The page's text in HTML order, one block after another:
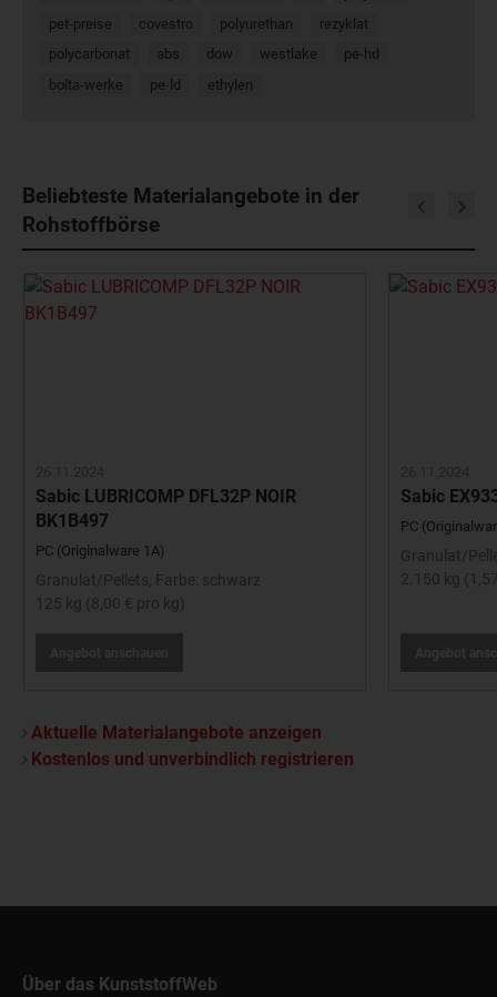
pet-preise
covestro polyurethan
rezyklat
polycarbonat
abs dow westlake
pe-hd
bolta-werke
pe-ld ethylen
Beliebteste Materialangebote in der
Rohstoffbörse
Sabic LUBRICOMP DFL32P NOIR
BK1B497
PC (Originalware 1A)
Granulat/Pellets, Farbe: schwarz
125 kg (8,00 € pro kg)
Sabic
PC
Granulat/
2.150 kg
Aktuelle Materialangebote anzeigen
Kostenlos und unverbindlich registrieren
Über das KunststoffWeb